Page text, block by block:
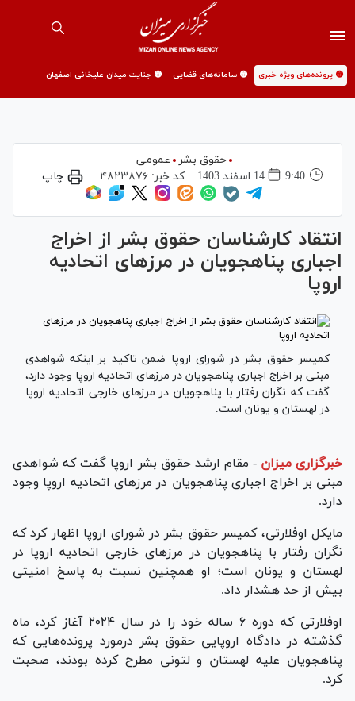
🟡 پرونده‌های ویژه خبری 🟡 سامانه‌های قضایی 🟡 جنایت میدان علیخانی اصفهان
حقوق بشر
عمومی
9:40
14 اسفند 1403 کد خبر: ۴۸۲۳۸۷۶ چاپ
انتقاد کارشناسان حقوق بشر از اخراج
اجباری پناهجویان در مرز‌های اتحادیه
اروپا
کمیسر حقوق بشر در شورای اروپا ضمن تاکید بر اینکه شواهدی
مبنی بر اخراج اجباری پناهجویان در مرز‌های اتحادیه اروپا وجود دارد،
گفت که نگران رفتار با پناهجویان در مرز‌های خارجی اتحادیه اروپا
در لهستان و یونان است.
خبرگزاری میزان - مقام ارشد حقوق بشر اروپا گفت که شواهدی
مبنی بر اخراج اجباری پناهجویان در مرز‌های اتحادیه اروپا وجود
دارد.
مایکل اوفلارتی، کمیسر حقوق بشر در شورای اروپا اظهار کرد که
نگران رفتار با پناهجویان در مرز‌های خارجی اتحادیه اروپا در
لهستان و یونان است؛ او همچنین نسبت به پاسخ امنیتی
بیش از حد هشدار داد.
اوفلارتی که دوره ۶ ساله خود را در سال ۲۰۲۴ آغاز کرد، ماه
گذشته در دادگاه اروپایی حقوق بشر درمورد پرونده‌هایی که
پناهجویان علیه لهستان و لتونی مطرح کرده بودند، صحبت
کرد.